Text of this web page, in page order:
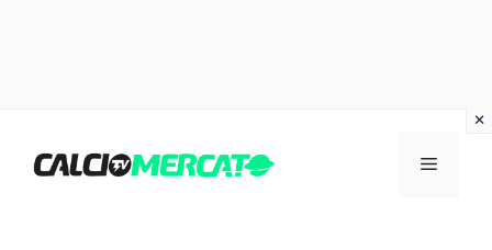
contenuto
Menu